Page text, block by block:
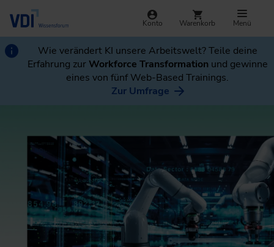
Konto Warenkorb Menü
Wie verändert KI unsere Arbeitswelt? Teile deine
Erfahrung zurWorkforce Transformation und gewinne
eines von fünf Web-Based Trainings.
Zur Umfrage